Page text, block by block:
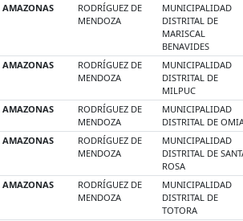
AMAZONAS
RODRÍGUEZ DE
MENDOZA
MUNICIPALIDAD
DISTRITAL DE
MARISCAL
BENAVIDES
AMAZONAS
RODRÍGUEZ DE
MENDOZA
MUNICIPALIDAD
DISTRITAL DE
MILPUC
AMAZONAS
RODRÍGUEZ DE
MENDOZA
MUNICIPALIDAD
DISTRITAL DE
AMAZONAS
RODRÍGUEZ DE
MENDOZA
MUNICIPALIDAD
DISTRITAL DE
ROSA
AMAZONAS
RODRÍGUEZ DE
MENDOZA
MUNICIPALIDAD
DISTRITAL DE
TOTORA